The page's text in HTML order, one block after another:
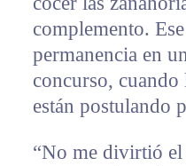
complemento.
permanencia en
concurso, cuando
están postulando
“No me divirtió